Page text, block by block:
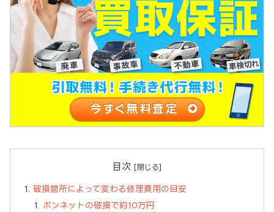
目次
破損箇所によって変わる修理費用の目安
ボンネットの破損で約10万円